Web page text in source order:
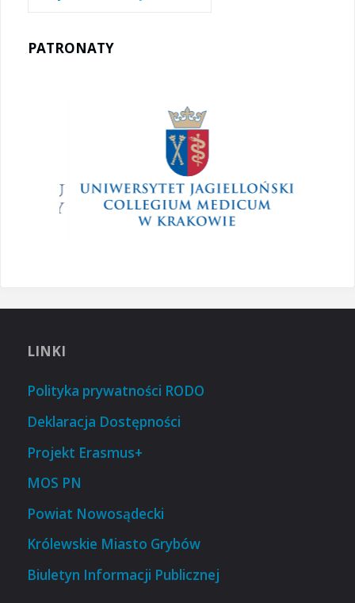
PATRONATY
LINKI
Polityka prywatności RODO
Deklaracja Dostępności
Projekt Erasmus+
MOS PN
Powiat Nowosądecki
Królewskie Miasto Grybów
Biuletyn Informacji Publicznej